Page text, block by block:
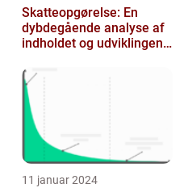
Skatteopgørelse: En
dybdegående analyse af
indholdet og udviklingen
11 januar 2024